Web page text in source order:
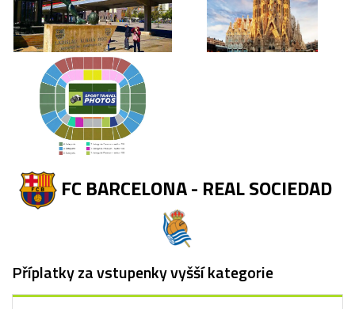
FC BARCELONA - REAL SOCIEDAD
Příplatky za vstupenky vyšší kategorie